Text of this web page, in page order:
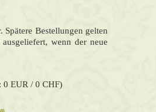
Bestellungen gelten
wenn der neue
0 EUR / 0 CHF)